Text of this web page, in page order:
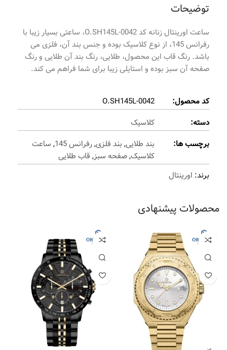
توضیحات
ساعت اورینتال زنانه کد O.SH145L-0042، ساعتی بسیار زیبا با
رفرانس 145، از نوع کلاسیک بوده و جنس بند آن، فلزی می
باشد. رنگ قاب این محصول، طلایی، رنگ بند آن طلایی و رنگ
صفحه آن سبز بوده و استایلی زیبا برای شما فراهم می کند.
کد محصول:
O.SH145L-0042
دسته:
کلاسیک
برچسب ها:
بند طلایی, بند فلزی,رفرانس 145 , ساعت
کلاسیک,صفحه سبز, قاب طلایی
برند: اورینتال
محصولات پیشنهادی